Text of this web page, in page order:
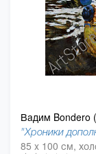
Вадим Bondero
"Хроники
85 x 100 см,